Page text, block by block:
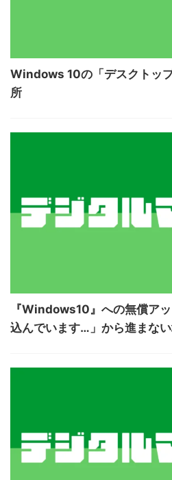
Windows 10の「デスクトッ
所
『Windows10』への無償ア
込んでいます…」から進まな